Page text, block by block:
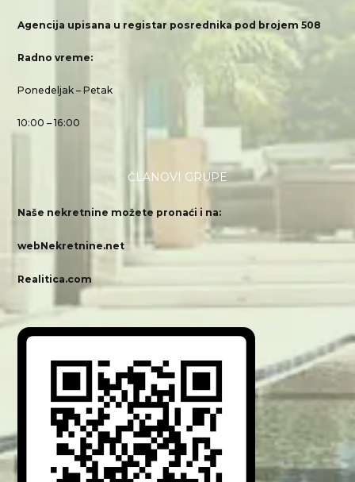
Agencija upisana u registar posrednika pod brojem 508
Radno vreme:
Ponedeljak – Petak
10:00 – 16:00
ČLANOVI GRUPE
Naše nekretnine možete pronaći i na:
webNekretnine.net
Realitica.com